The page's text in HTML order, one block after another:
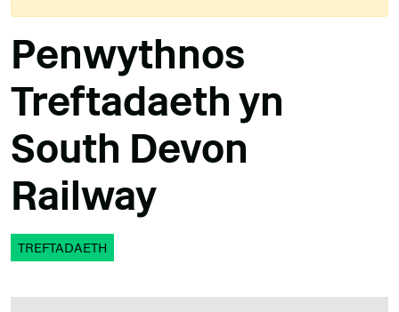
Penwythnos
Treftadaeth yn
South Devon
Railway
TREFTADAETH